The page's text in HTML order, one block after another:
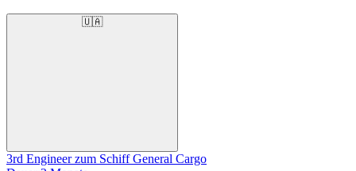
🇺🇦
3rd Engineer zum Schiff General Cargo